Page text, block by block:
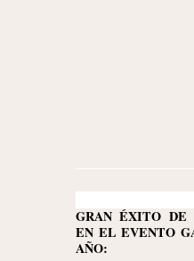
GRAN ÉXITO DE
EN EL EVENTO
AÑO: